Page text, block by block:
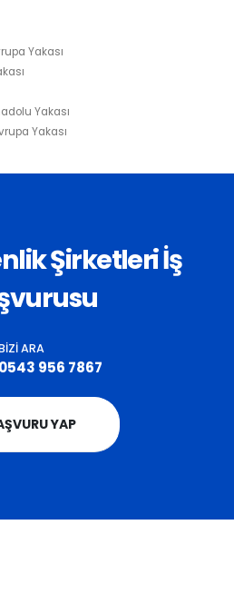
Yakası
Yakası
Yakası
Şirketleri İş
ARA
0543 956 7867
YAP